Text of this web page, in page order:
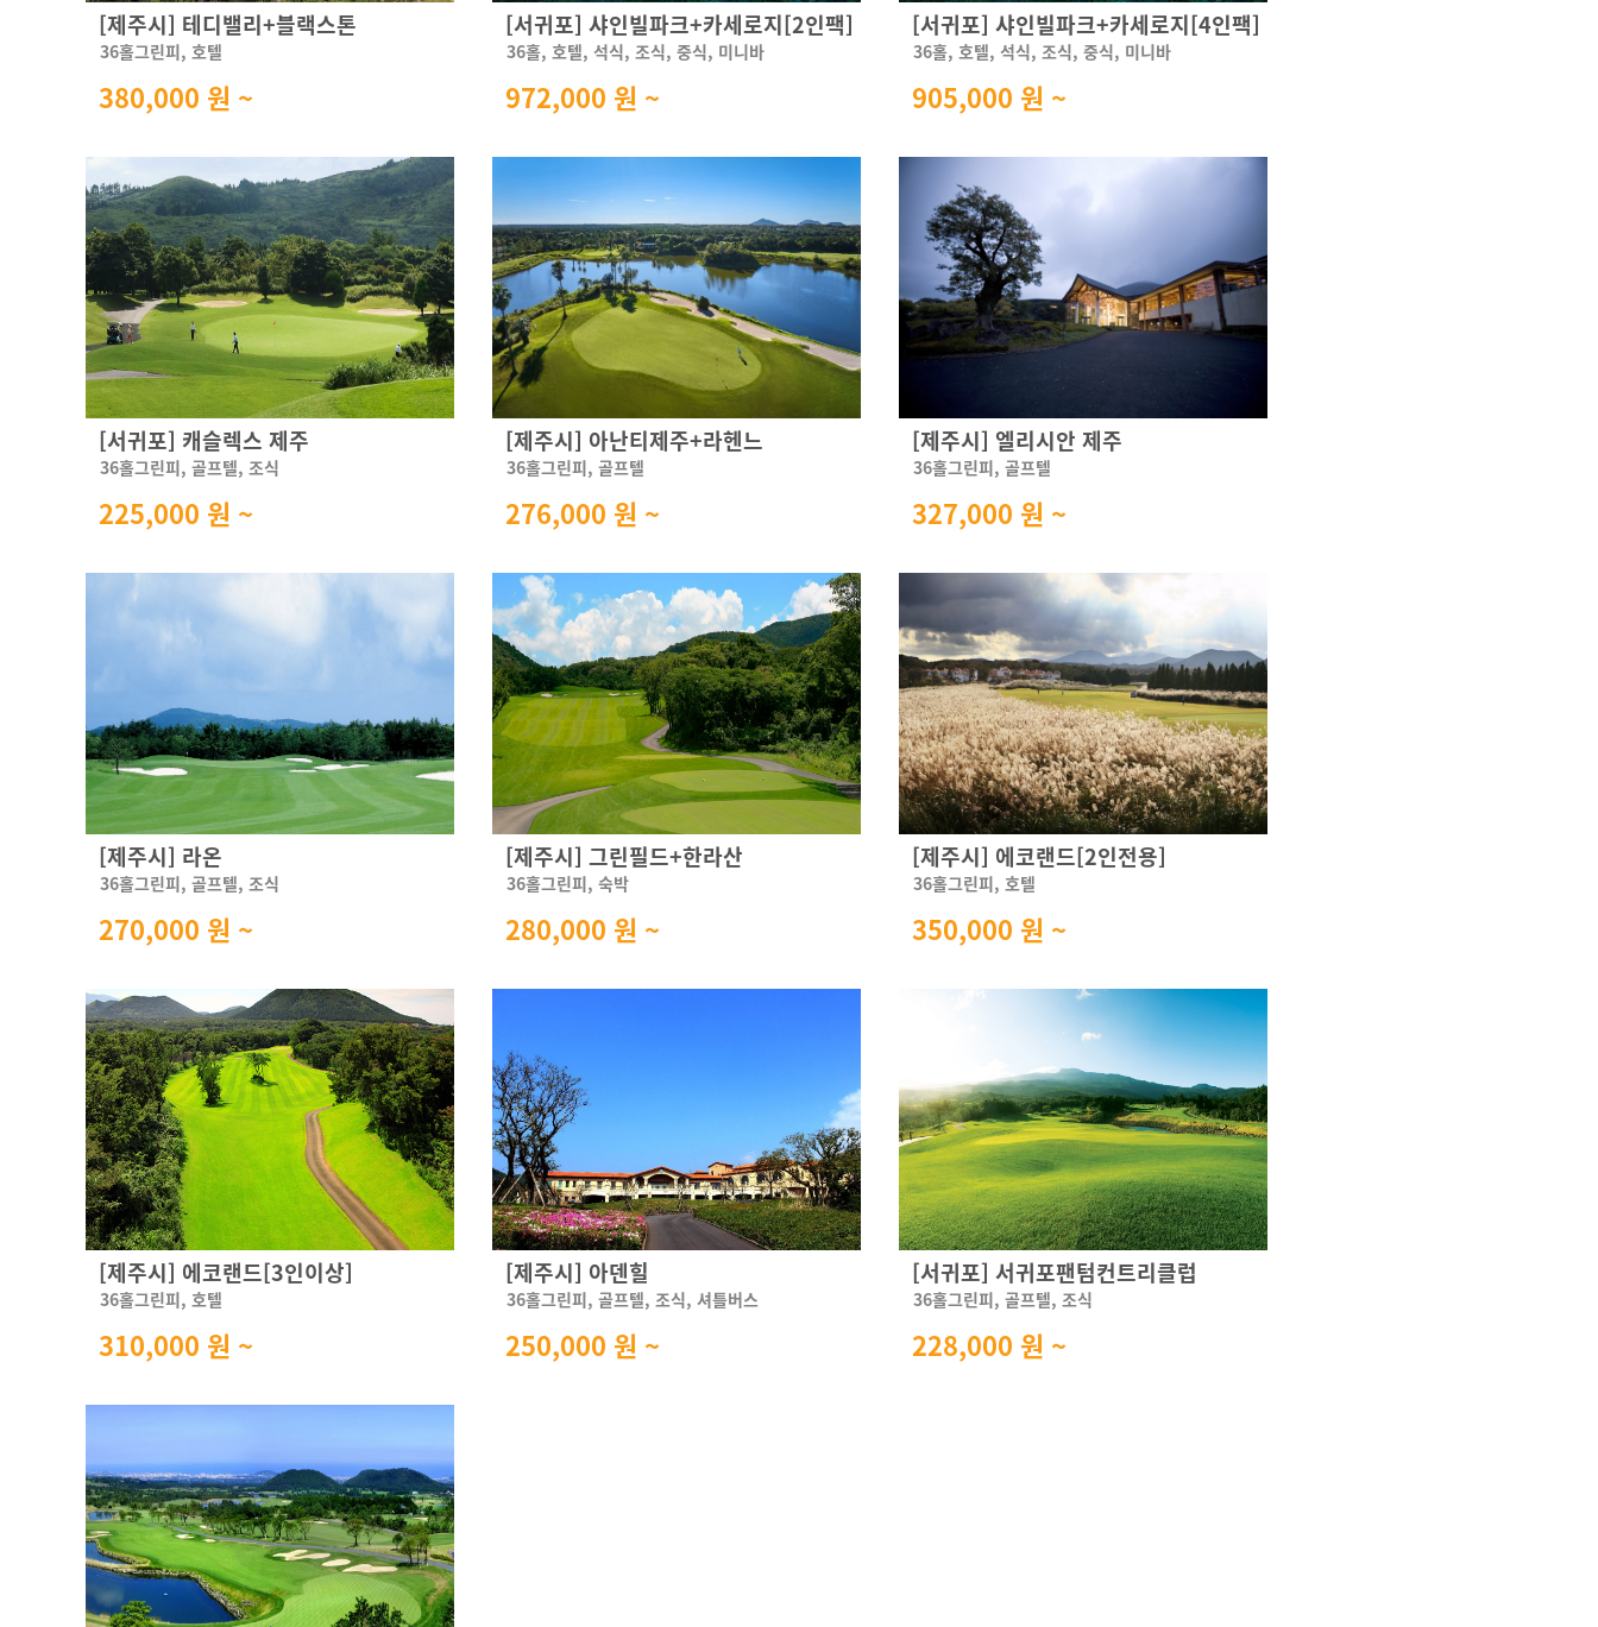
[제주시] 테디밸리+블랙스톤
36홀그린피, 호텔
380,000 원 ~
[서귀포] 샤인빌파크+카세로지[2인팩]
36홀, 호텔, 석식, 조식, 중식, 미니바
972,000 원 ~
[서귀포] 샤인빌파크+카세로지[4인팩]
36홀, 호텔, 석식, 조식, 중식, 미니바
905,000 원 ~
[서귀포] 캐슬렉스 제주
36홀그린피, 골프텔, 조식
225,000 원 ~
[제주시] 아난티제주+라헨느
36홀그린피, 골프텔
276,000 원 ~
[제주시] 엘리시안 제주
36홀그린피, 골프텔
327,000 원 ~
[제주시] 라온
36홀그린피, 골프텔, 조식
270,000 원 ~
[제주시] 그린필드+한라산
36홀그린피, 숙박
280,000 원 ~
[제주시] 에코랜드[2인전용]
36홀그린피, 호텔
350,000 원 ~
[제주시] 에코랜드[3인이상]
36홀그린피, 호텔
310,000 원 ~
[제주시] 아덴힐
36홀그린피, 골프텔, 조식, 셔틀버스
250,000 원 ~
[서귀포] 서귀포팬텀컨트리클럽
36홀그린피, 골프텔, 조식
228,000 원 ~